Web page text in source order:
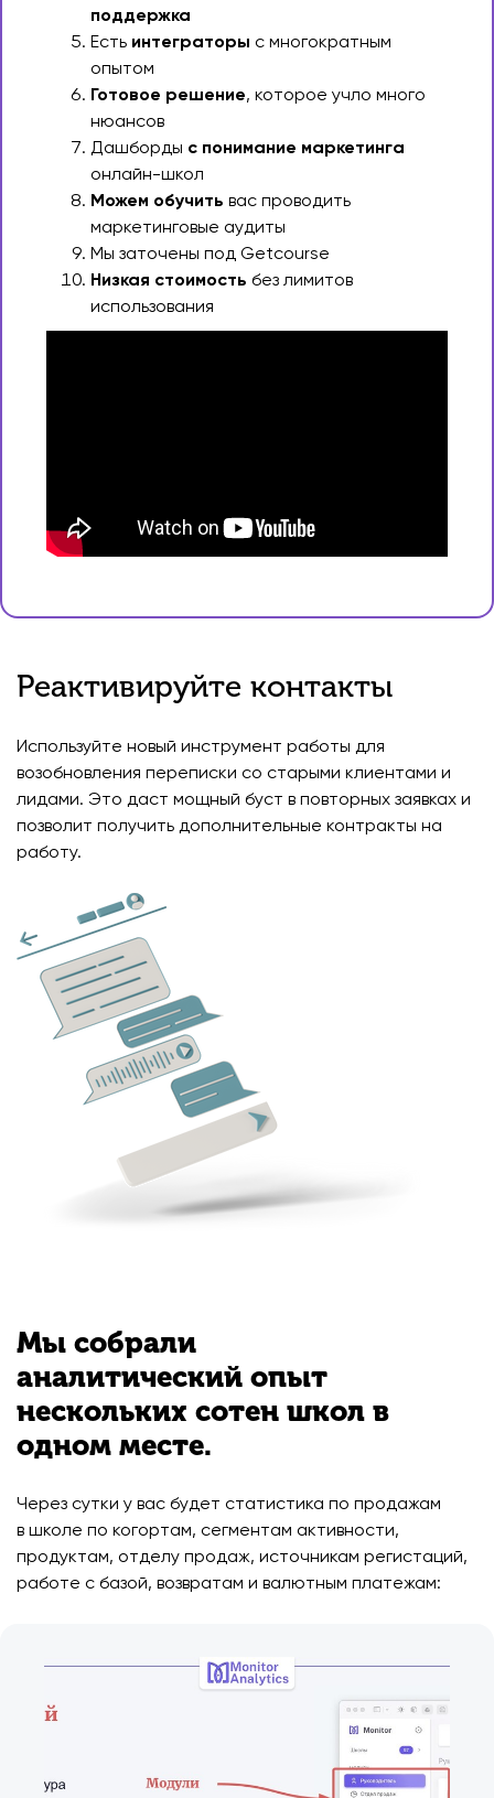
поддержка
Есть интеграторы с многократным
опытом
Готовое решение, которое учло много
нюансов
Дашборды с понимание маркетинга
онлайн-школ
Можем обучить вас проводить
маркетинговые аудиты
Мы заточены под Getcourse
Низкая стоимость без лимитов
использования
Реактивируйте контакты
Используйте новый инструмент работы для
возобновления переписки со старыми клиентами и
лидами. Это даст мощный буст в повторных заявках и
позволит получить дополнительные контракты на
работу.
Мы собрали
аналитический опыт
нескольких сотен школ в
одном месте.
Через сутки у вас будет статистика по продажам
в школе по когортам, сегментам активности,
продуктам, отделу продаж, источникам регистаций,
работе с базой, возвратам и валютным платежам: